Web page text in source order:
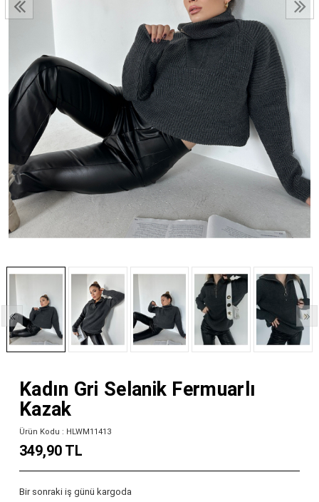
Kadın Gri Selanik Fermuarlı
Kazak
Ürün Kodu : HLWM11413
349,90 TL
Bir sonraki iş günü kargoda